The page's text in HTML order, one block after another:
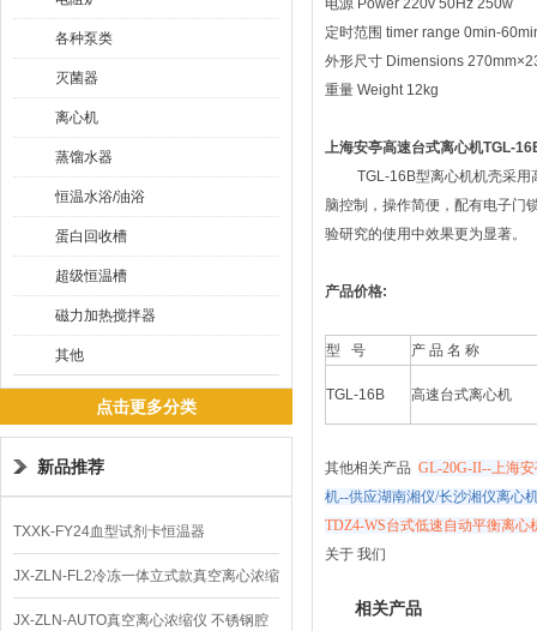
各种泵类
灭菌器
离心机
蒸馏水器
恒温水浴/油浴
蛋白回收槽
超级恒温槽
磁力加热搅拌器
其他
点击更多分类
新品推荐
TXXK-FY24血型试剂卡恒温器
JX-ZLN-FL2冷冻一体立式款真空离心浓缩
仪 低温功能
JX-ZLN-AUTO真空离心浓缩仪 不锈钢腔
电源 Power 220v 50Hz 250w
定时范围 timer range 0min-
外形尺寸 Dimensions
重量 Weight 12kg
上海安亭高速台式离心机TGL-
TGL-16B型离心机机壳采用高
脑控制，操作简便，配有电子门
验研究的使用中效果更为显著。
产品价格:
型 号 产 品 名 称
TGL-16B 高速台式离心机
其他相关产品 GL-20G-II--上海
机--供应湖南湘仪/长沙湘仪离心
TDZ4-WS台式低速自动平衡离心
关于 我们
相关产品